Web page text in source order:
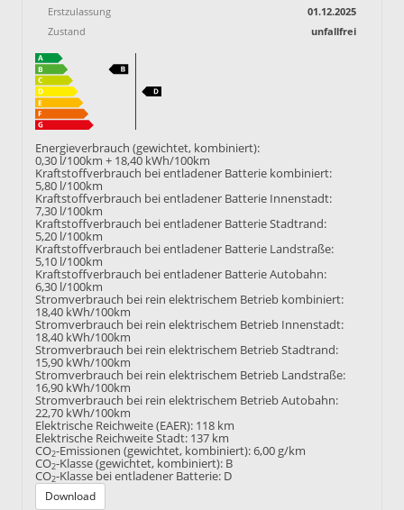
Erstzulassung
01.12.2025
Zustand
unfallfrei
Energieverbrauch (gewichtet, kombiniert):
0,30 l/100km + 18,40 kWh/100km
Kraftstoffverbrauch bei entladener Batterie kombiniert:
5,80 l/100km
Kraftstoffverbrauch bei entladener Batterie Innenstadt:
7,30 l/100km
Kraftstoffverbrauch bei entladener Batterie Stadtrand:
5,20 l/100km
Kraftstoffverbrauch bei entladener Batterie Landstraße:
5,10 l/100km
Kraftstoffverbrauch bei entladener Batterie Autobahn:
6,30 l/100km
Stromverbrauch bei rein elektrischem Betrieb kombiniert:
18,40 kWh/100km
Stromverbrauch bei rein elektrischem Betrieb Innenstadt:
18,40 kWh/100km
Stromverbrauch bei rein elektrischem Betrieb Stadtrand:
15,90 kWh/100km
Stromverbrauch bei rein elektrischem Betrieb Landstraße:
16,90 kWh/100km
Stromverbrauch bei rein elektrischem Betrieb Autobahn:
22,70 kWh/100km
Elektrische Reichweite (EAER): 118 km
Elektrische Reichweite Stadt: 137 km
CO2-Emissionen (gewichtet, kombiniert):6,00 g/km
CO2-Klasse (gewichtet, kombiniert): B
CO2-Klasse bei entladener Batterie: D
Download